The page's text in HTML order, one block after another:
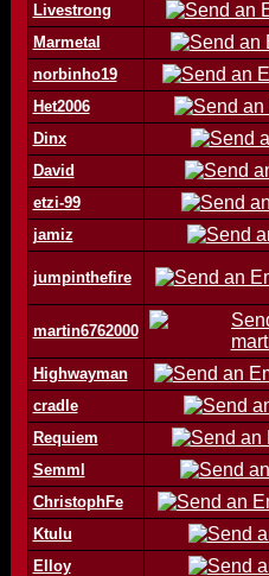
Livestrong
Marmetal
norbinho19
Het2006
Dinx
David
etzi-99
jamiz
jumpinthefire
martin6762000
Highwayman
cradle
Requiem
Semml
ChristophFe
Ktulu
Elloy